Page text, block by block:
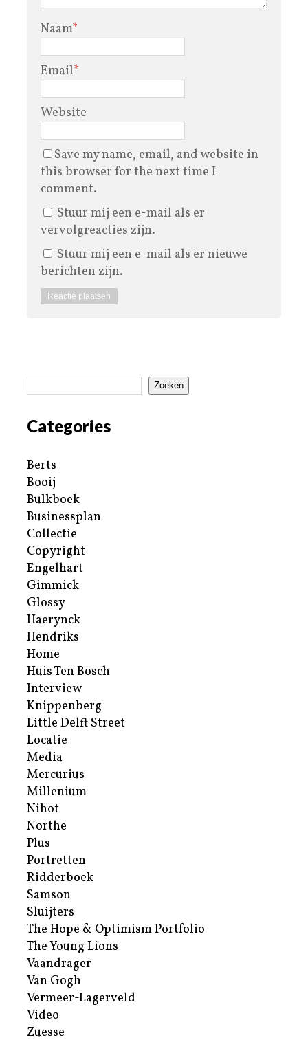
Naam*
Email*
Website
Save my name, email, and website in
this browser for the next time I
comment.
Stuur mij een e-mail als er
vervolgreacties zijn.
Stuur mij een e-mail als er nieuwe
berichten zijn.
Zoeken
Categories
Berts
Booij
Bulkboek
Businessplan
Collectie
Copyright
Engelhart
Gimmick
Glossy
Haerynck
Hendriks
Home
Huis Ten Bosch
Interview
Knippenberg
Little Delft Street
Locatie
Media
Mercurius
Millenium
Nihot
Northe
Plus
Portretten
Ridderboek
Samson
Sluijters
The Hope & Optimism Portfolio
The Young Lions
Vaandrager
Van Gogh
Vermeer-Lagerveld
Video
Zuesse